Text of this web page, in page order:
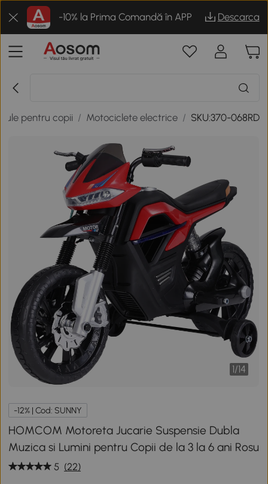
-10% la Prima Comandă în APP Descarca
pentru copii / Motociclete electrice / SKU:370-068RD
1/14
-12% | Cod: SUNNY
HOMCOM Motoreta Jucarie Suspensie Dubla
Muzica si Lumini pentru Copii de la 3 la 6 ani Rosu
5 (22)